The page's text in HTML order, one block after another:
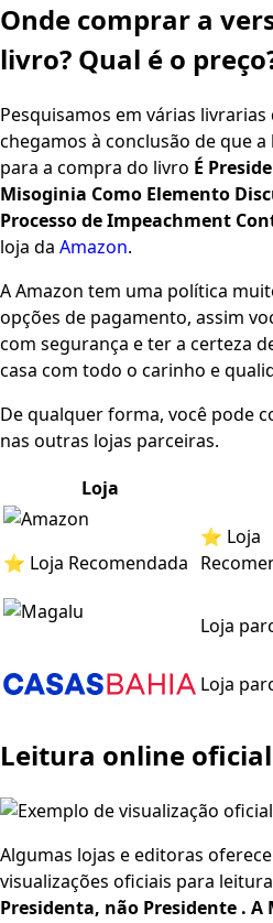
Onde comprar a
livro? Qual é o
Pesquisamos em várias
chegamos à conclusão de que
para a compra do livro É
Misoginia Como Elemento
Processo de Impeachment
loja da Amazon.
A Amazon tem uma política
opções de pagamento, assim
com segurança e ter a certeza
casa com todo o carinho e
De qualquer forma, você pode
nas outras lojas parceiras.
Loja
⭐ Loja Recomendada
⭐ Loja
Loja
Loja
Leitura online oficial
Algumas lojas e editoras
visualizações oficiais para
Presidenta, não Presidente . A